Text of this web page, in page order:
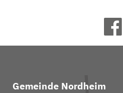
Gemeinde Nordheim